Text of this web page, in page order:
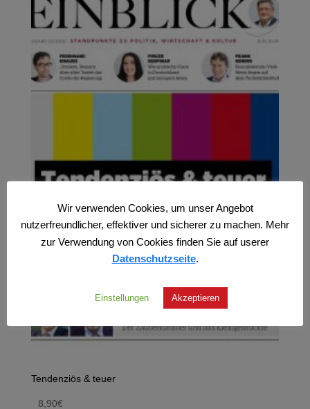
Tendenziös & teuer
8,90€
Wir verwenden Cookies, um unser Angebot
nutzerfreundlicher, effektiver und sicherer zu machen. Mehr
zur Verwendung von Cookies finden Sie auf userer
Datenschutzseite.
Einstellungen Akzeptieren